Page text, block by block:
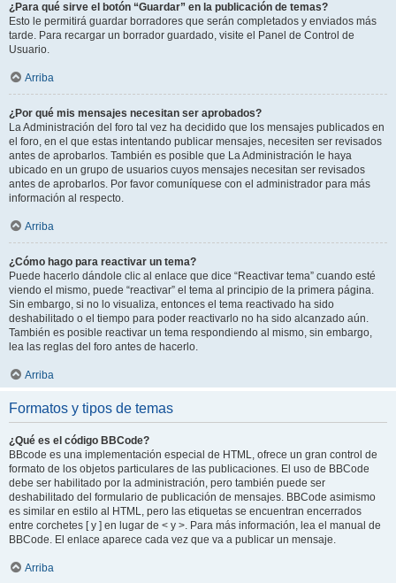
¿Para qué sirve el botón “Guardar” en la publicación de temas?
Esto le permitirá guardar borradores que serán completados y enviados más
tarde. Para recargar un borrador guardado, visite el Panel de Control de
Usuario.
Arriba
¿Por qué mis mensajes necesitan ser aprobados?
La Administración del foro tal vez ha decidido que los mensajes publicados en
el foro, en el que estas intentando publicar mensajes, necesiten ser revisados
antes de aprobarlos. También es posible que La Administración le haya
ubicado en un grupo de usuarios cuyos mensajes necesitan ser revisados
antes de aprobarlos. Por favor comuníquese con el administrador para más
información al respecto.
Arriba
¿Cómo hago para reactivar un tema?
Puede hacerlo dándole clic al enlace que dice “Reactivar tema” cuando esté
viendo el mismo, puede “reactivar” el tema al principio de la primera página.
Sin embargo, si no lo visualiza, entonces el tema reactivado ha sido
deshabilitado o el tiempo para poder reactivarlo no ha sido alcanzado aún.
También es posible reactivar un tema respondiendo al mismo, sin embargo,
lea las reglas del foro antes de hacerlo.
Arriba
Formatos y tipos de temas
¿Qué es el código BBCode?
BBcode es una implementación especial de HTML, ofrece un gran control de
formato de los objetos particulares de las publicaciones. El uso de BBCode
debe ser habilitado por la administración, pero también puede ser
deshabilitado del formulario de publicación de mensajes. BBCode asimismo
es similar en estilo al HTML, pero las etiquetas se encuentran encerrados
entre corchetes [ y ] en lugar de < y >. Para más información, lea el manual de
BBCode. El enlace aparece cada vez que va a publicar un mensaje.
Arriba